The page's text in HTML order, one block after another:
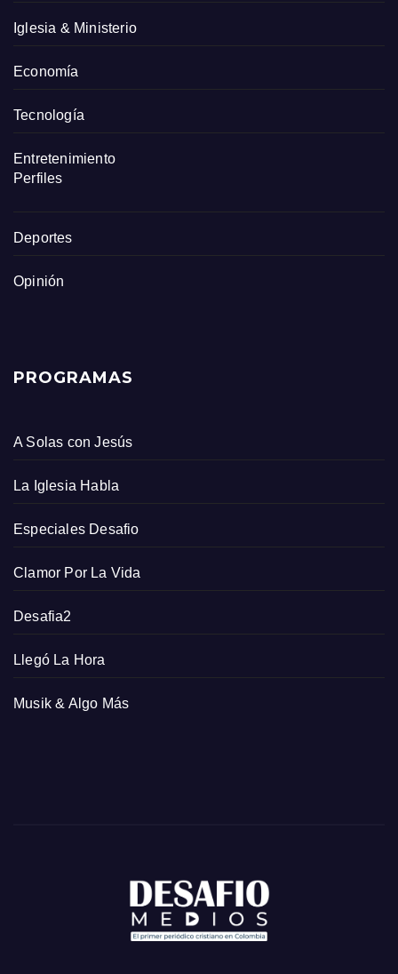
Iglesia & Ministerio
Economía
Tecnología
Entretenimiento
Perfiles
Deportes
Opinión
PROGRAMAS
A Solas con Jesús
La Iglesia Habla
Especiales Desafio
Clamor Por La Vida
Desafia2
Llegó La Hora
Musik & Algo Más